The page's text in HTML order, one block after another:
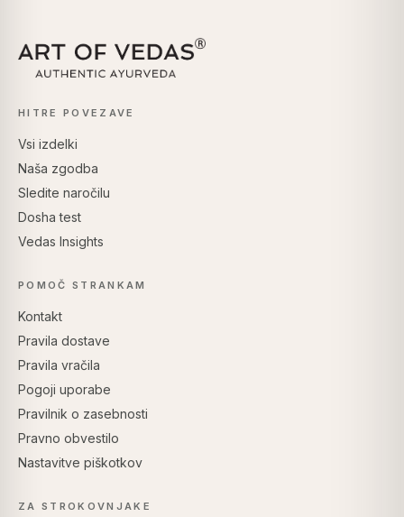
HITRE POVEZAVE
Vsi izdelki
Naša zgodba
Sledite naročilu
Dosha test
Vedas Insights
POMOČ STRANKAM
Kontakt
Pravila dostave
Pravila vračila
Pogoji uporabe
Pravilnik o zasebnosti
Pravno obvestilo
Nastavitve piškotkov
ZA STROKOVNJAKE